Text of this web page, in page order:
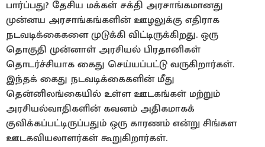
பார்ப்பது? தேசிய மக்கள் சக்தி அரசாங்கமானது
முன்னய அரசாங்கங்களின் ஊழலுக்கு எதிராக
நடவடிக்கைகளை முடுக்கி விட்டிருக்கிறது. ஒரு
தொகுதி முன்னாள் அரசியல் பிரதானிகள்
தொடர்ச்சியாக கைது செய்யப்பட்டு வருகிறார்கள்.
இந்தக் கைது நடவடிக்கைகளின் மீது
தென்னிலங்கையில் உள்ள ஊடகங்கள் மற்றும்
அரசியல்வாதிகளின் கவனம் அதிகமாகக்
குவிக்கப்பட்டிருப்பதும் ஒரு காரணம் என்று சிங்கள
ஊடகவியலாளர்கள் கூறுகிறார்கள்.